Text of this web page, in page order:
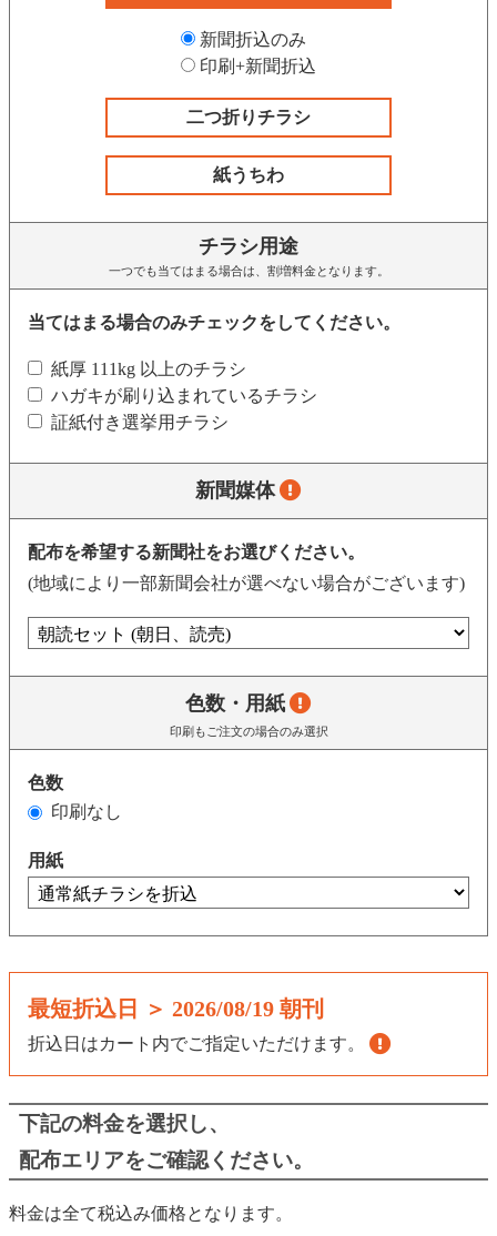
新聞折込のみ
印刷+新聞折込
二つ折りチラシ
紙うちわ
チラシ用途
一つでも当てはまる場合は、割増料金となります。
当てはまる場合のみチェックをしてください。
紙厚 111kg 以上のチラシ
ハガキが刷り込まれているチラシ
証紙付き選挙用チラシ
新聞媒体
配布を希望する新聞社をお選びください。
(地域により一部新聞会社が選べない場合がございます)
色数・用紙
印刷もご注文の場合のみ選択
色数
印刷なし
用紙
最短折込日 ＞ 2026/08/19 朝刊
折込日はカート内でご指定いただけます。
下記の料金を選択し、
配布エリアをご確認ください。
料金は全て税込み価格となります。